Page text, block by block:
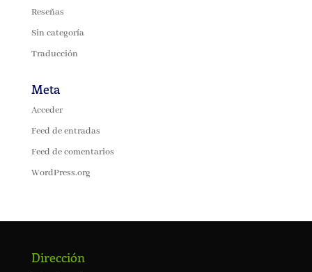
Reseñas
Sin categoría
Traducción
Meta
Acceder
Feed de entradas
Feed de comentarios
WordPress.org
Dirección